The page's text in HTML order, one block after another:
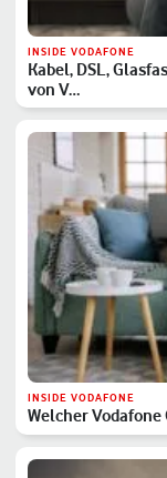
INSIDE VODAFONE
Kabel, DSL,
von V…
INSIDE VODAFONE
Welcher